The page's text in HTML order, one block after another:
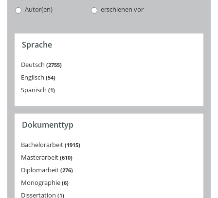
Autor(en)
erschienen vor
Sprache
Deutsch 2755
Englisch 54
Spanisch 1
Dokumenttyp
Bachelorarbeit 1915
Masterarbeit 610
Diplomarbeit 276
Monographie 6
Dissertation 1